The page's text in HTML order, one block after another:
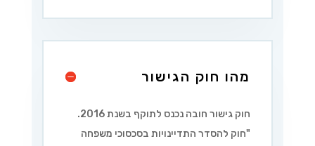
מהו חוק הגישור
חוק גישור חובה נכנס לתוקף בשנת 2016.
"חוק להסדר התדיינויות בסכסוכי משפחה